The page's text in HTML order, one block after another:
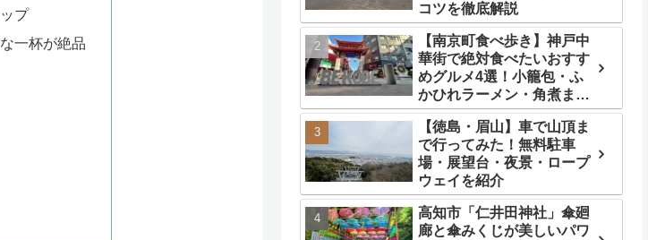
プ
一杯が絶品
コツを徹底解説
【南京町食べ歩き】神戸中
華街で絶対食べたいおすす
めグルメ4選！小籠包・ふ
かひれラーメン・角煮ま
ん・ごま団子を実食レビュ
ー
【徳島・眉山】車で山頂ま
で行ってみた！無料駐車
場・展望台・夜景・ロープ
ウェイを紹介
高知市「仁井田神社」傘廻
廊と傘みくじが美しいパワ